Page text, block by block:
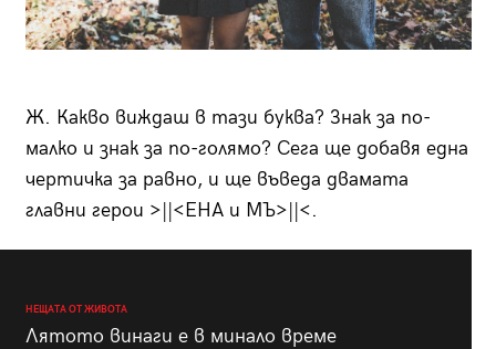
Ж. Какво виждаш в тази буква? Знак за по-
малко и знак за по-голямо? Сега ще добавя една
чертичка за равно, и ще въведа двамата
главни герои >||<ЕНА и МЪ>||<.
НЕЩАТА ОТ ЖИВОТА
Лятото винаги е в минало време